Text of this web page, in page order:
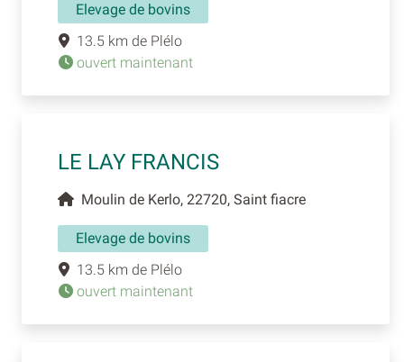
Elevage de bovins
13.5 km de Plélo
ouvert maintenant
LE LAY FRANCIS
Moulin de Kerlo, 22720, Saint fiacre
Elevage de bovins
13.5 km de Plélo
ouvert maintenant